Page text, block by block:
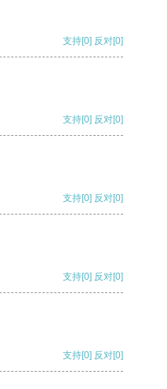
支持[0] 反对[0]
支持[0] 反对[0]
支持[0] 反对[0]
支持[0] 反对[0]
支持[0] 反对[0]